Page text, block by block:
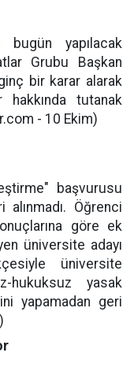
bugün yapılacak
Grubu Başkan
bir karar alarak
tutanak
- 10 Ekim)
başvurusu
Öğrenci
göre ek
üniversite adayı
üniversite
hukuksuz yasak
yapamadan geri